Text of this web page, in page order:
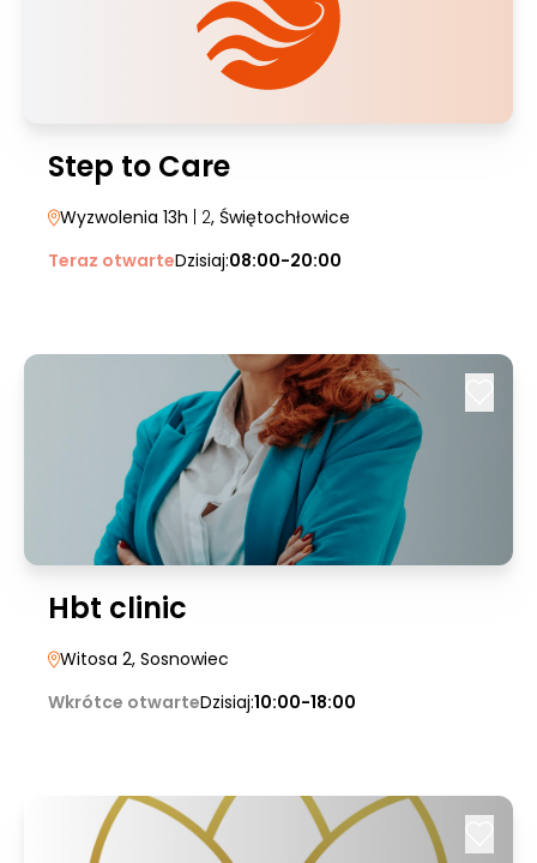
Step to Care
Wyzwolenia 13h | 2, Świętochłowice
Teraz otwarteDzisiaj:08:00-20:00
Hbt clinic
Witosa 2, Sosnowiec
Wkrótce otwarteDzisiaj:10:00-18:00